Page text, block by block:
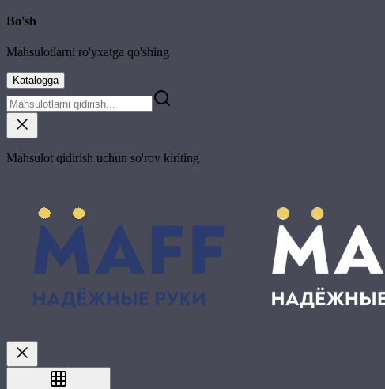
Bo'sh
Mahsulotlarni ro'yxatga qo'shing
Katalogga
Mahsulot qidirish uchun so'rov kiriting